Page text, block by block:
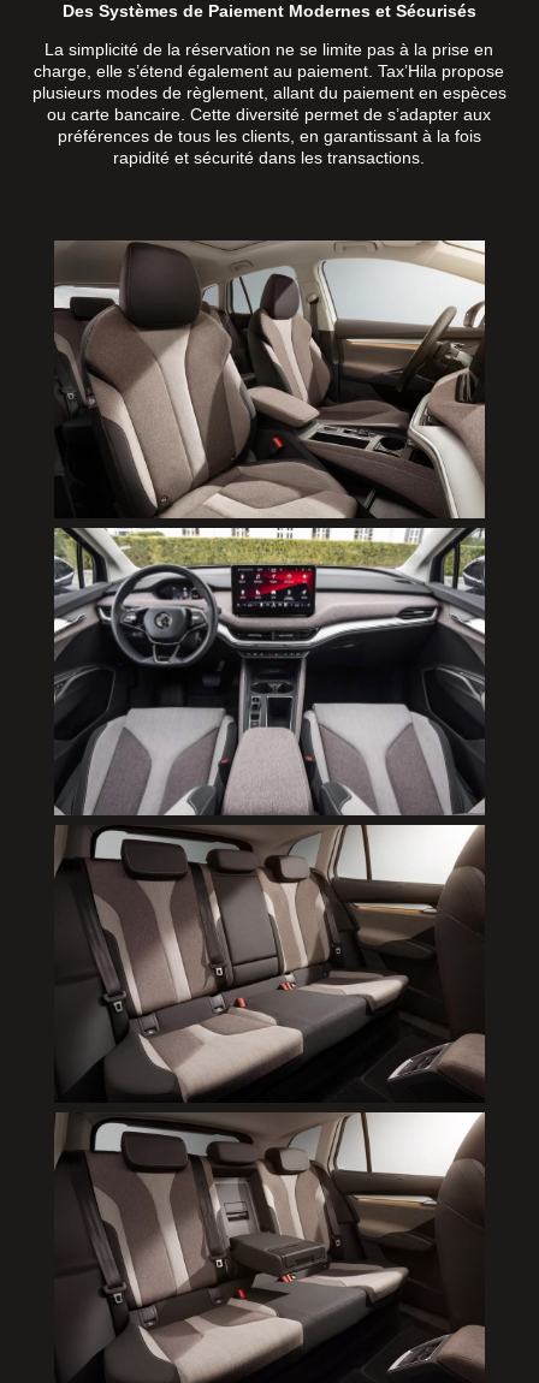
Des Systèmes de Paiement Modernes et Sécurisés
La simplicité de la réservation ne se limite pas à la prise en
charge, elle s’étend également au paiement. Tax’Hila propose
plusieurs modes de règlement, allant du paiement en espèces
ou carte bancaire. Cette diversité permet de s’adapter aux
préférences de tous les clients, en garantissant à la fois
rapidité et sécurité dans les transactions.